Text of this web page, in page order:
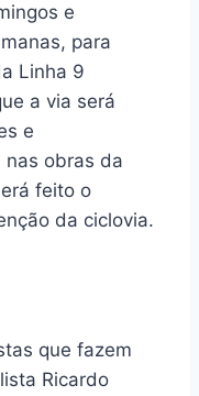
e
para
Linha 9
a via será
e
nas obras da
feito o
da ciclovia.
que fazem
Ricardo